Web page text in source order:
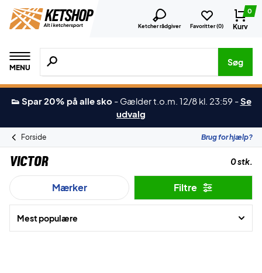
Ketcher rådgiver Favoritter (0)
0
Kurv
MENU
Søg efter produkter, mærker etc.
Søg
👟 Spar 20% på alle sko - Gælder t.o.m. 12/8 kl. 23:59 -Se
udvalg
Forside Brug for hjælp?
Victor 0 stk.
Mærker Filtre
Mest populære